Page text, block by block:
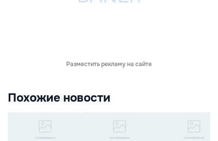
Разместить рекламу на сайте
Похожие новости